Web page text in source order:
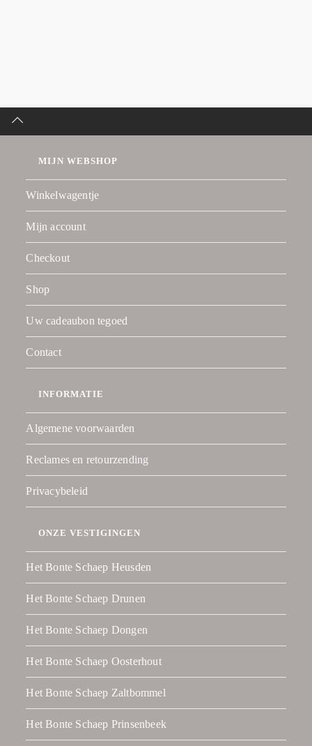
MIJN WEBSHOP
Winkelwagentje
Mijn account
Checkout
Shop
Uw cadeaubon tegoed
Contact
INFORMATIE
Algemene voorwaarden
Reclames en retourzending
Privacybeleid
ONZE VESTIGINGEN
Het Bonte Schaep Heusden
Het Bonte Schaep Drunen
Het Bonte Schaep Dongen
Het Bonte Schaep Oosterhout
Het Bonte Schaep Zaltbommel
Het Bonte Schaep Prinsenbeek